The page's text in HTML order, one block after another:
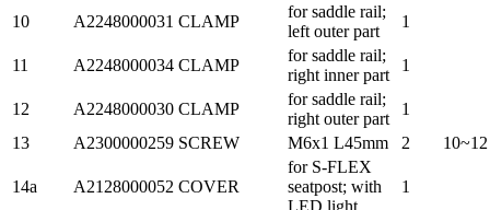
10 A2248000031 CLAMP
for saddle rail;
left outer part
1
11 A2248000034 CLAMP
for saddle rail;
right inner part
1
12 A2248000030 CLAMP
for saddle rail;
right outer part
1
13
A2300000259 SCREW M6x1 L45mm 2 10~12
14a A2128000052 COVER
for S-FLEX
seatpost; with
LED light
1